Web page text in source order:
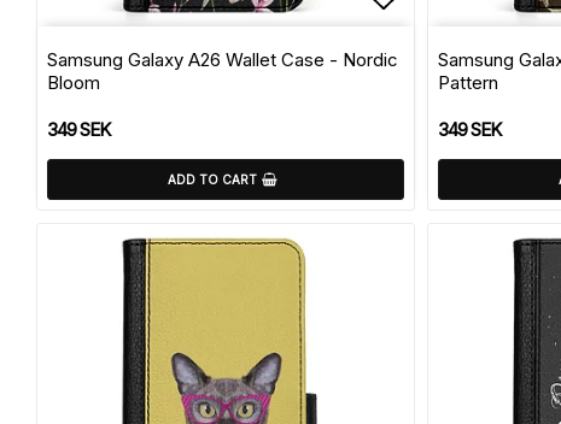
Add to list
Samsung Galaxy A26 Wallet Case - Nordic
Bloom
349 SEK
ADD TO CART
Samsung
Pattern
349 SEK